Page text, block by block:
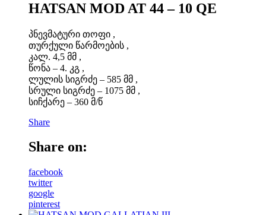
HATSAN MOD AT 44 – 10 QE
პნევმატური თოფი ,
თურქული წარმოების ,
კალ. 4,5 მმ ,
წონა – 4. კგ ,
ლულის სიგრძე – 585 მმ ,
სრული სიგრძე – 1075 მმ ,
სიჩქარე – 360 მ/წ
Share
Share on:
facebook
twitter
google
pinterest